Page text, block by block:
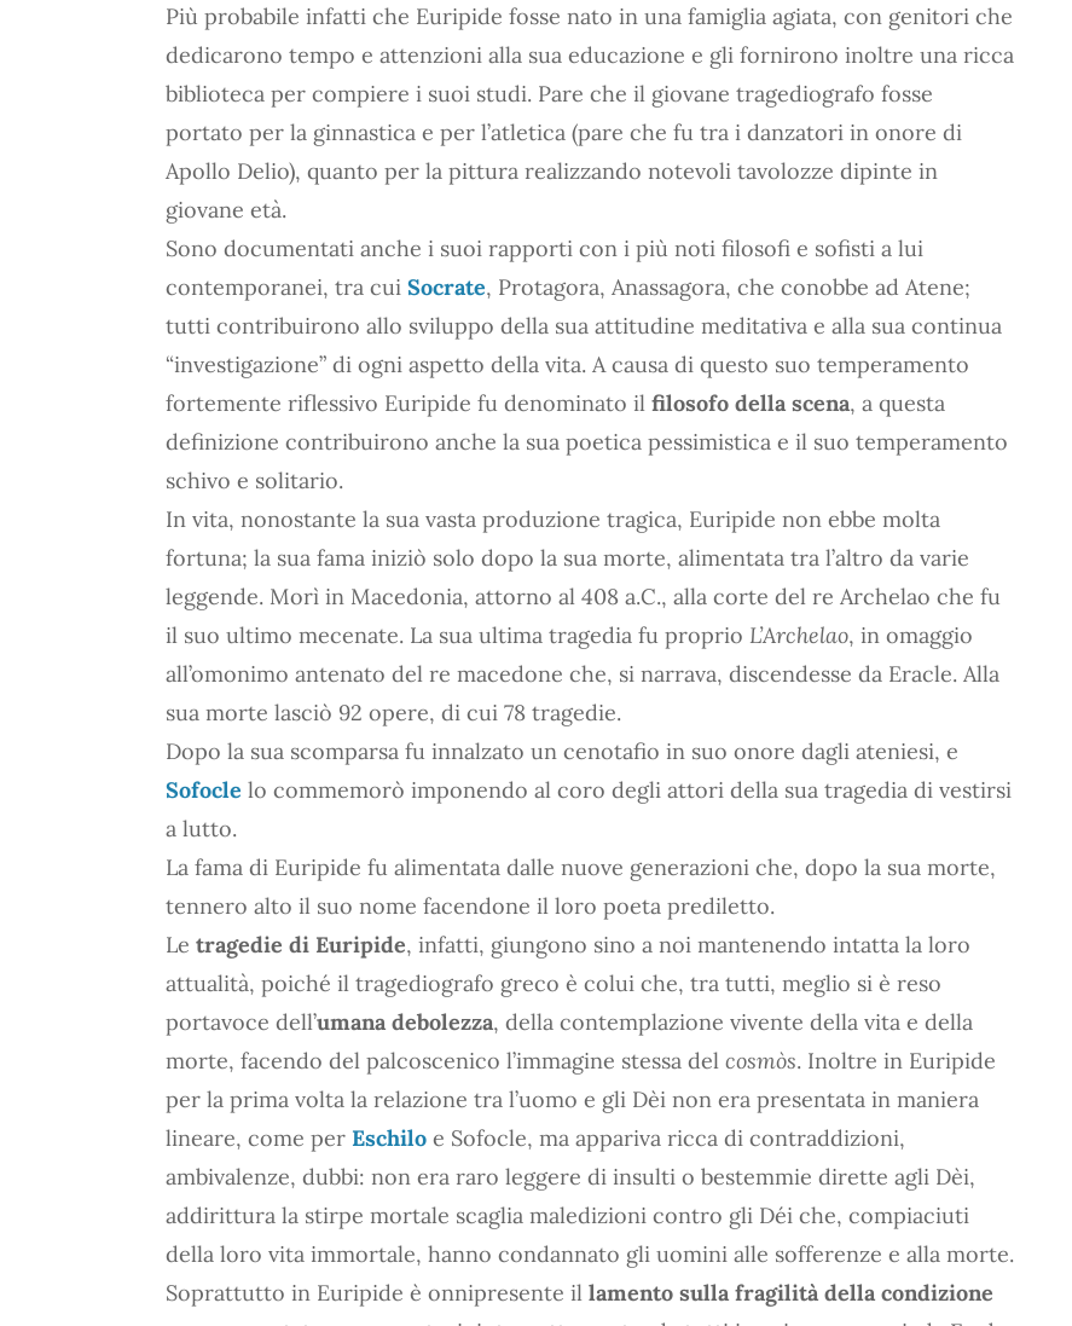
Più probabile infatti che Euripide fosse nato in una famiglia agiata, con genitori che
dedicarono tempo e attenzioni alla sua educazione e gli fornirono inoltre una ricca
biblioteca per compiere i suoi studi. Pare che il giovane tragediografo fosse
portato per la ginnastica e per l’atletica (pare che fu tra i danzatori in onore di
Apollo Delio), quanto per la pittura realizzando notevoli tavolozze dipinte in
giovane età.
Sono documentati anche i suoi rapporti con i più noti filosofi e sofisti a lui
contemporanei, tra cui Socrate, Protagora, Anassagora, che conobbe ad Atene;
tutti contribuirono allo sviluppo della sua attitudine meditativa e alla sua continua
“investigazione” di ogni aspetto della vita. A causa di questo suo temperamento
fortemente riflessivo Euripide fu denominato il filosofo della scena, a questa
definizione contribuirono anche la sua poetica pessimistica e il suo temperamento
schivo e solitario.
In vita, nonostante la sua vasta produzione tragica, Euripide non ebbe molta
fortuna; la sua fama iniziò solo dopo la sua morte, alimentata tra l’altro da varie
leggende. Morì in Macedonia, attorno al 408 a.C., alla corte del re Archelao che fu
il suo ultimo mecenate. La sua ultima tragedia fu proprio L’Archelao, in omaggio
all’omonimo antenato del re macedone che, si narrava, discendesse da Eracle. Alla
sua morte lasciò 92 opere, di cui 78 tragedie.
Dopo la sua scomparsa fu innalzato un cenotafio in suo onore dagli ateniesi, e
Sofocle lo commemorò imponendo al coro degli attori della sua tragedia di vestirsi
a lutto.
La fama di Euripide fu alimentata dalle nuove generazioni che, dopo la sua morte,
tennero alto il suo nome facendone il loro poeta prediletto.
Le tragedie di Euripide, infatti, giungono sino a noi mantenendo intatta la loro
attualità, poiché il tragediografo greco è colui che, tra tutti, meglio si è reso
portavoce dell’umana debolezza, della contemplazione vivente della vita e della
morte, facendo del palcoscenico l’immagine stessa del cosmòs. Inoltre in Euripide
per la prima volta la relazione tra l’uomo e gli Dèi non era presentata in maniera
lineare, come per Eschilo e Sofocle, ma appariva ricca di contraddizioni,
ambivalenze, dubbi: non era raro leggere di insulti o bestemmie dirette agli Dèi,
addirittura la stirpe mortale scaglia maledizioni contro gli Déi che, compiaciuti
della loro vita immortale, hanno condannato gli uomini alle sofferenze e alla morte.
Soprattutto in Euripide è onnipresente il lamento sulla fragilità della condizione